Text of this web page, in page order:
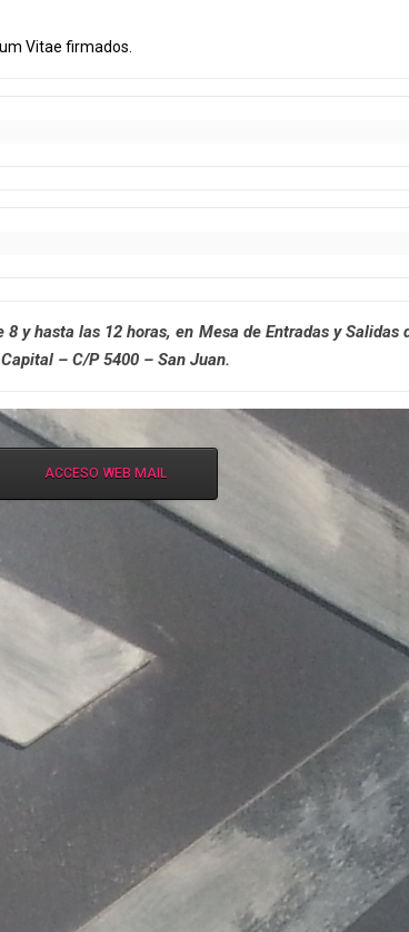
Vitae firmados.
y hasta las 12 horas, en Mesa de Entradas y Salidas
– C/P 5400 – San Juan.
ACCESO WEB MAIL